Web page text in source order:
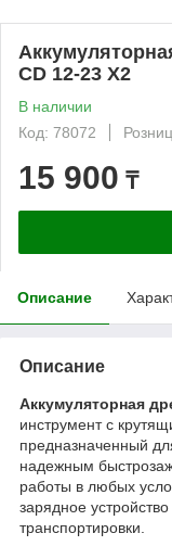
CD 12-23 X2
В наличии
Код: 78072
15 900 ₸
Описание
Описание
Аккумуляторная
инструмент с
предназначенный
надежным
работы в любых
зарядное
транспортировки.